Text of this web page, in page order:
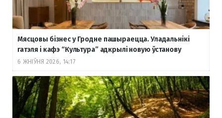
Мясцовы бізнес у Гродне пашыраецца. Уладальнікі
гатэля і кафэ “Культура” адкрылі новую ўстанову
6 ЖНІЎНЯ 2026, 14:17